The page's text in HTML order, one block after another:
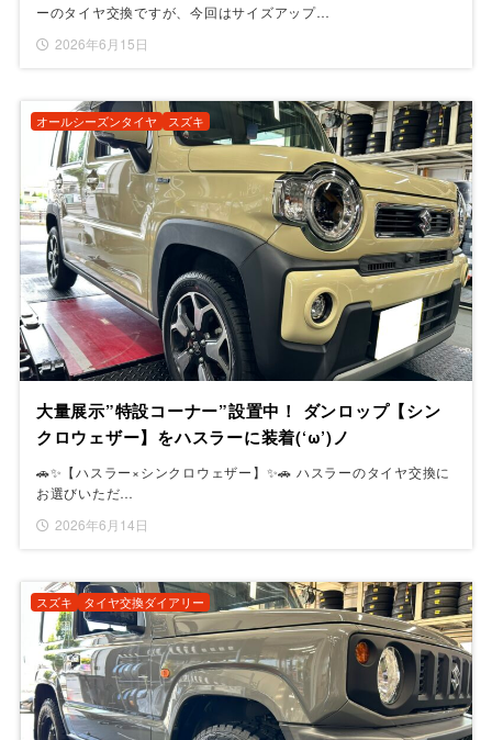
ーのタイヤ交換ですが、今回はサイズアップ…
2026年6月15日
大量展示”特設コーナー”設置中！ ダンロップ【シン
クロウェザー】をハスラーに装着(‘ω’)ノ
🚗✨【ハスラー×シンクロウェザー】✨🚗 ハスラーのタイヤ交換に
お選びいただ…
2026年6月14日
オールシーズンタイヤ スズキ
スズキ タイヤ交換ダイアリー